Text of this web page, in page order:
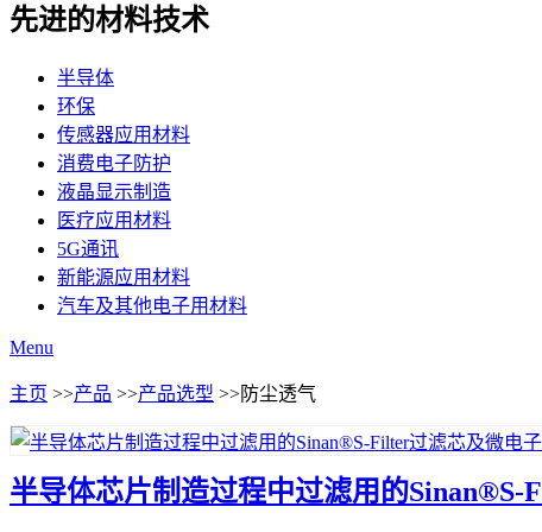
先进的材料技术
半导体
环保
传感器应用材料
消费电子防护
液晶显示制造
医疗应用材料
5G通讯
新能源应用材料
汽车及其他电子用材料
Menu
主页 >>产品 >>产品选型 >>防尘透气
半导体芯片制造过程中过滤用的